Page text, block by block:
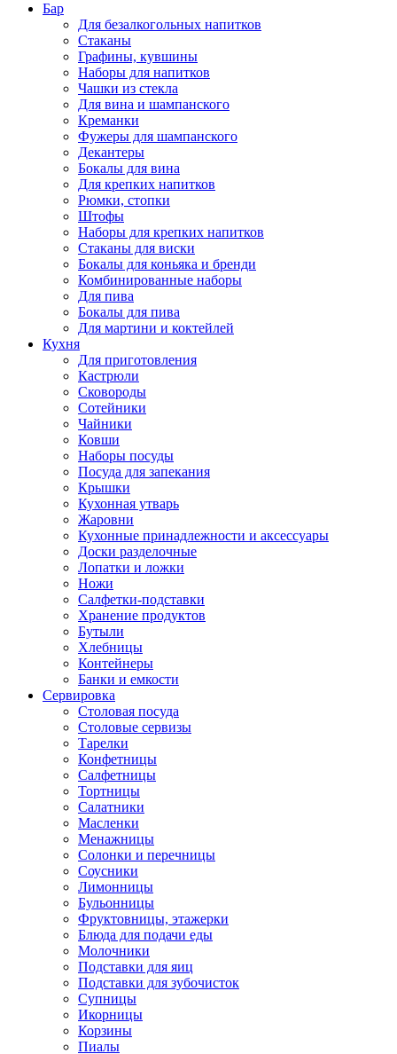
Бар
Для безалкогольных напитков
Стаканы
Графины, кувшины
Наборы для напитков
Чашки из стекла
Для вина и шампанского
Креманки
Фужеры для шампанского
Декантеры
Бокалы для вина
Для крепких напитков
Рюмки, стопки
Штофы
Наборы для крепких напитков
Стаканы для виски
Бокалы для коньяка и бренди
Комбинированные наборы
Для пива
Бокалы для пива
Для мартини и коктейлей
Кухня
Для приготовления
Кастрюли
Сковороды
Сотейники
Чайники
Ковши
Наборы посуды
Посуда для запекания
Крышки
Кухонная утварь
Жаровни
Кухонные принадлежности и аксессуары
Доски разделочные
Лопатки и ложки
Ножи
Салфетки-подставки
Хранение продуктов
Бутыли
Хлебницы
Контейнеры
Банки и емкости
Сервировка
Столовая посуда
Столовые сервизы
Тарелки
Конфетницы
Салфетницы
Тортницы
Салатники
Масленки
Менажницы
Солонки и перечницы
Соусники
Лимонницы
Бульонницы
Фруктовницы, этажерки
Блюда для подачи еды
Молочники
Подставки для яиц
Подставки для зубочисток
Супницы
Икорницы
Корзины
Пиалы